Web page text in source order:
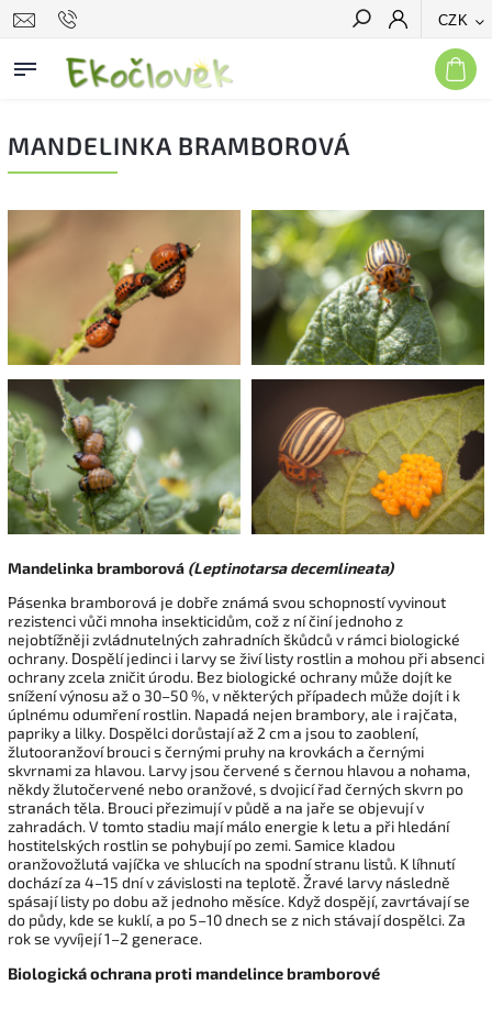
CZK
Hledat
MANDELINKA BRAMBOROVÁ
Mandelinka bramborová (Leptinotarsa decemlineata)
Pásenka bramborová je dobře známá svou schopností vyvinout
rezistenci vůči mnoha insekticidům, což z ní činí jednoho z
nejobtížněji zvládnutelných zahradních škůdců v rámci biologické
ochrany. Dospělí jedinci i larvy se živí listy rostlin a mohou při absenci
ochrany zcela zničit úrodu. Bez biologické ochrany může dojít ke
snížení výnosu až o 30–50 %, v některých případech může dojít i k
úplnému odumření rostlin. Napadá nejen brambory, ale i rajčata,
papriky a lilky. Dospělci dorůstají až 2 cm a jsou to zaoblení,
žlutooranžoví brouci s černými pruhy na krovkách a černými
skvrnami za hlavou. Larvy jsou červené s černou hlavou a nohama,
někdy žlutočervené nebo oranžové, s dvojicí řad černých skvrn po
stranách těla. Brouci přezimují v půdě a na jaře se objevují v
zahradách. V tomto stadiu mají málo energie k letu a při hledání
hostitelských rostlin se pohybují po zemi. Samice kladou
oranžovožlutá vajíčka ve shlucích na spodní stranu listů. K líhnutí
dochází za 4–15 dní v závislosti na teplotě. Žravé larvy následně
spásají listy po dobu až jednoho měsíce. Když dospějí, zavrtávají se
do půdy, kde se kuklí, a po 5–10 dnech se z nich stávají dospělci. Za
rok se vyvíjejí 1–2 generace.
Biologická ochrana proti mandelince bramborové